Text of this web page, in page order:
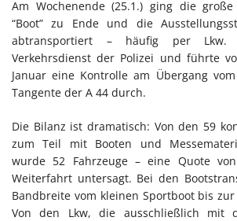
Am Wochenende (25.1.) ging die große
“Boot” zu Ende und die
abtransportiert – häufig per
Verkehrsdienst der Polizei und führte
Januar eine Kontrolle am Übergang
Tangente der A 44 durch.
Die Bilanz ist dramatisch: Von den 59
zum Teil mit Booten und
wurde 52 Fahrzeuge – eine Quote
Weiterfahrt untersagt. Bei den
Bandbreite vom kleinen Sportboot bis
Von den Lkw, die ausschließlich mit